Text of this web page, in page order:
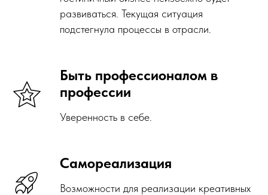
развиваться. Текущая ситуация
подстегнула процессы в отрасли.
Быть профессионалом в
профессии
Уверенность в себе.
Самореализация
Возможности для реализации креативных